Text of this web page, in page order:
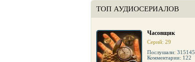
ТОП АУДИОСЕРИАЛОВ
Часовщик
Серий: 29
Послушали: 315145
Комментарии: 122